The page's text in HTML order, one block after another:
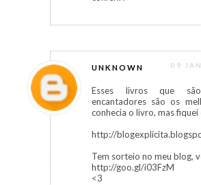
UNKNOWN 09
Esses livros que
encantadores são os
conhecia o livro, mas fiquei
http://
Tem sorteio no meu blog,
http://goo.gl/i03FzM
<3